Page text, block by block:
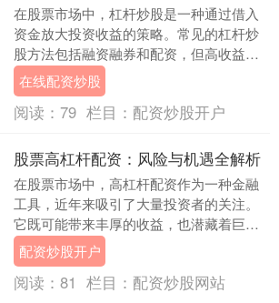
在股票市场中，杠杆炒股是一种通过借入
资金放大投资收益的策略。常见的杠杆炒
股方法包括融资融券和配资，但高收益往
往伴随着高风险，有效的风险控制是成功
的关键。本文将详....
在线配资炒股
阅读： 79 栏目： 配资炒股开户
股票高杠杆配资：风险与机遇全解析
在股票市场中，高杠杆配资作为一种金融
工具，近年来吸引了大量投资者的关注。
它既可能带来丰厚的收益，也潜藏着巨大
的风险。本文将全面解析股票高杠杆配资
的运作机制、潜在....
配资炒股开户
阅读： 81 栏目： 配资炒股网站